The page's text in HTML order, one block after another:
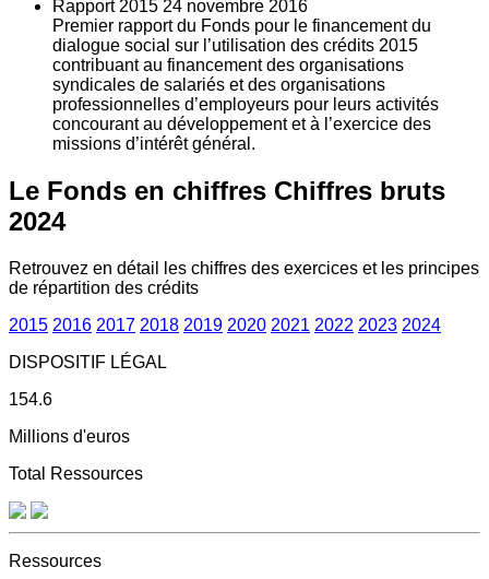
Rapport 2015 24 novembre 2016
Premier rapport du Fonds pour le financement du
dialogue social sur l’utilisation des crédits 2015
contribuant au financement des organisations
syndicales de salariés et des organisations
professionnelles d’employeurs pour leurs activités
concourant au développement et à l’exercice des
missions d’intérêt général.
Le Fonds en chiffres Chiffres bruts
2024
Retrouvez en détail les chiffres des exercices et les principes
de répartition des crédits
2015 2016 2017 2018 2019 2020 2021 2022 2023 2024
DISPOSITIF LÉGAL
154.6
Millions d'euros
Total Ressources
Ressources